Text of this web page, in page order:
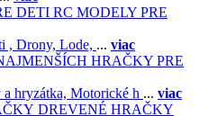
RC MODELY PRE
, Drony, Lode, ... viac
HRAČKY PRE
hryzátka, Motorické h ... viac
DREVENÉ HRAČKY